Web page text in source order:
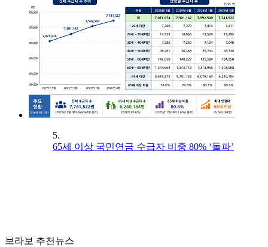
5.
65세 이상 국민연금 수급자 비중 80% ‘돌파’
브라보 추천뉴스